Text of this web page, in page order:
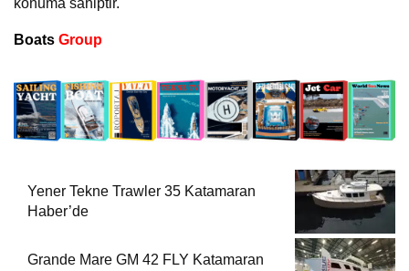
konuma sahiptir.
Boats Group
Yener Tekne Trawler 35 Katamaran
Haber’de
Grande Mare GM 42 FLY Katamaran